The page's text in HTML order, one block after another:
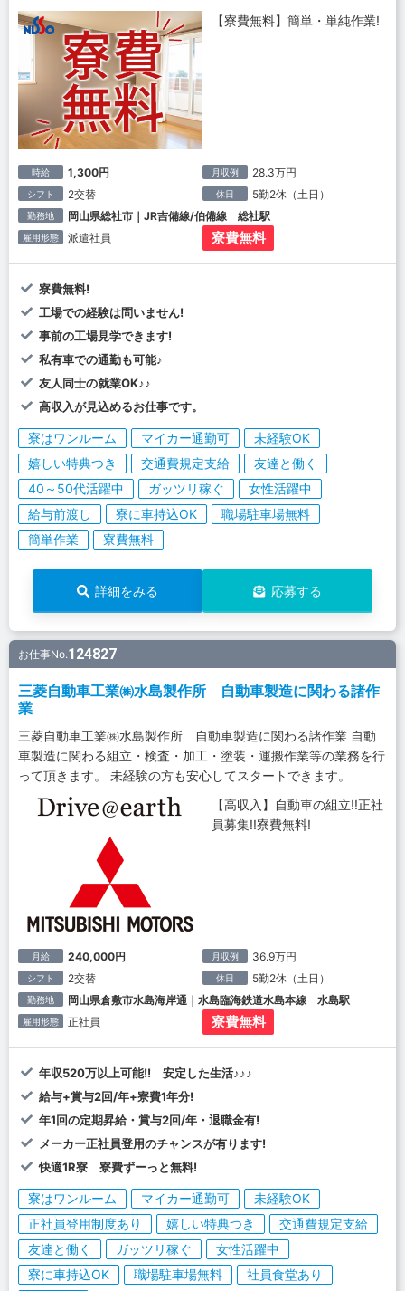
【寮費無料】簡単・単純作業!
時給 1,300円 月収例 28.3万円
シフト 2交替 休日 5勤2休（土日）
勤務地 岡山県総社市｜JR吉備線/伯備線 総社駅
雇用形態 派遣社員 寮費無料
寮費無料!
工場での経験は問いません!
事前の工場見学できます!
私有車での通勤も可能♪
友人同士の就業OK♪♪
高収入が見込めるお仕事です。
寮はワンルーム マイカー通勤可
未経験OK
嬉しい特典つき
交通費規定支給
友達と働く
40～50代活躍中
ガッツリ稼ぐ
女性活躍中
給与前渡し
寮に車持込OK
職場駐車場無料
簡単作業
寮費無料
詳細をみる 応募する
お仕事No.124827
三菱自動車工業㈱水島製作所 自動車製造に関わる諸作
業
三菱自動車工業㈱水島製作所 自動車製造に関わる諸作業 自動
車製造に関わる組立・検査・加工・塗装・運搬作業等の業務を行
って頂きます。 未経験の方も安心してスタートできます。
【高収入】自動車の組立!!正社
員募集!!寮費無料!
月給 240,000円 月収例 36.9万円
シフト 2交替 休日 5勤2休（土日）
勤務地 岡山県倉敷市水島海岸通｜水島臨海鉄道水島本線 水島駅
雇用形態 正社員 寮費無料
年収520万以上可能!! 安定した生活♪♪♪
給与+賞与2回/年+寮費1年分!
年1回の定期昇給・賞与2回/年・退職金有!
メーカー正社員登用のチャンスが有ります!
快適1R寮 寮費ずーっと無料!
寮はワンルーム マイカー通勤可
未経験OK
正社員登用制度あり
嬉しい特典つき
交通費規定支給
友達と働く
ガッツリ稼ぐ
女性活躍中
寮に車持込OK
職場駐車場無料
社員食堂あり